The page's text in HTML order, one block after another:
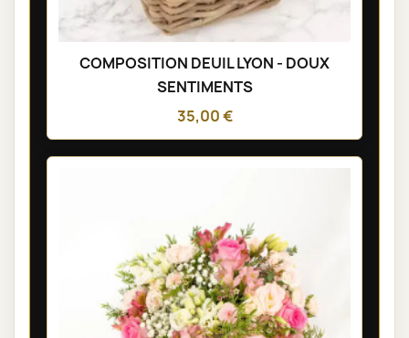
COMPOSITION DEUIL LYON - DOUX
SENTIMENTS
35,00 €